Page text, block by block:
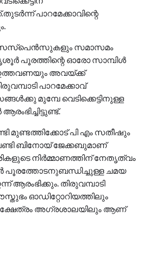
പാറമേക്കാവിന്റെ
സസ്പെൻസുകളും സമാസമം
പൂരത്തിന്റെ ഓരോ സാമ്പിൾ
ഇത്തവണയും അവയ്ക്ക്
പാറമേക്കാവ്
മുമ്പേ വെടിക്കെട്ടിനുള്ള
മുണ്ടത്തിക്കോട് പി എം സതീഷും
ബിനോയ് ജേക്കബുമാണ്
നിർമ്മാണത്തിന് നേതൃത്വം
ചമയ
ആരംഭിക്കും. തിരുവമ്പാടി
ഓഡിറ്റോറിയത്തിലും
ക്ഷേത്രം അഗ്രശാലയിലും ആണ്